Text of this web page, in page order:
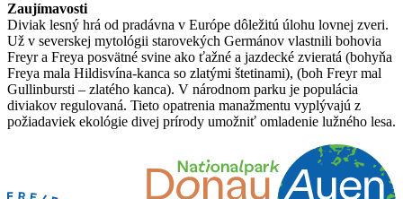
Zaujímavosti
Diviak lesný hrá od pradávna v Európe dôležitú úlohu lovnej zveri.
Už v severskej mytológii starovekých Germánov vlastnili bohovia
Freyr a Freya posvätné svine ako ťažné a jazdecké zvieratá (bohyňa
Freya mala Hildisvína-kanca so zlatými štetinami), (boh Freyr mal
Gullinbursti – zlatého kanca). V národnom parku je populácia
diviakov regulovaná. Tieto opatrenia manažmentu vyplývajú z
požiadaviek ekológie divej prírody umožniť omladenie lužného lesa.